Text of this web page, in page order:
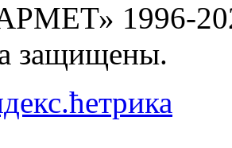
1996-
защищены.